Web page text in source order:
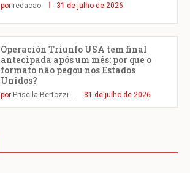
por redacao 31 de julho de 2026
Operación Triunfo USA tem final
antecipada após um mês: por que o
formato não pegou nos Estados
Unidos?
por Priscila Bertozzi 31 de julho de 2026